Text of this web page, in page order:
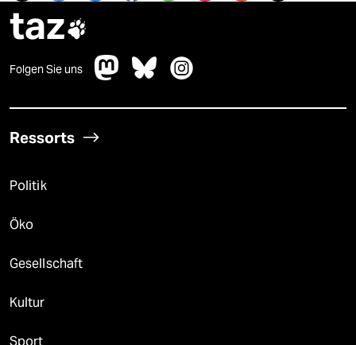
taz
Folgen Sie uns
Ressorts
Politik
Öko
Gesellschaft
Kultur
Sport